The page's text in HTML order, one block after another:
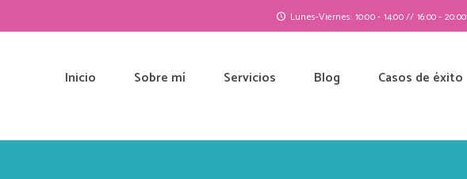
Lunes-Viernes: 10:00 - 14:00 // 16:00 - 20:00
Inicio Sobre mí Servicios Blog Casos de éxito